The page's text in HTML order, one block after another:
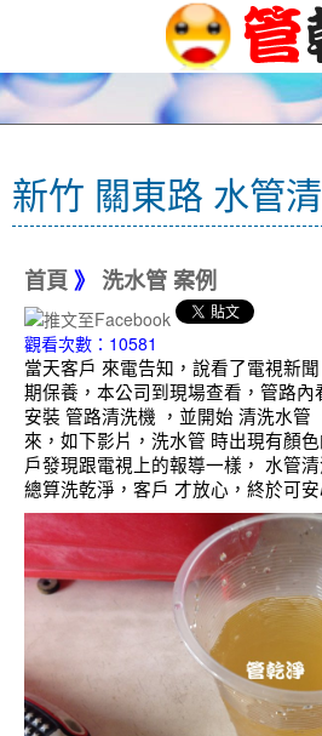
新竹 關東路 水管
首頁 》 洗水管 案例
觀看次數：10581
當天客戶 來電告知，說看了電視新
期保養，本公司到現場查看，管路
安裝 管路清洗機 ，並開始 清洗水管
來，如下影片，洗水管 時出現有顏
戶發現跟電視上的報導一樣， 水管
總算洗乾淨，客戶 才放心，終於可安